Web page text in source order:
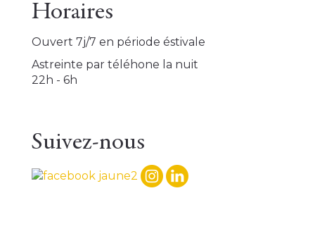
Horaires
Ouvert 7j/7 en période éstivale
Astreinte par téléhone la nuit
22h - 6h
Suivez-nous